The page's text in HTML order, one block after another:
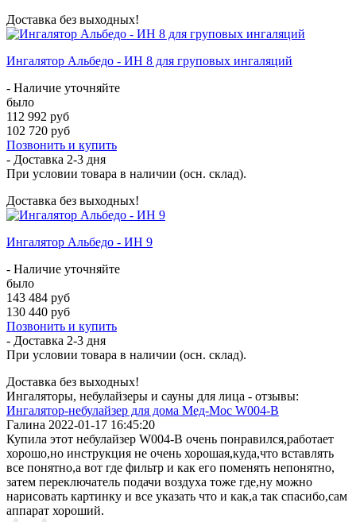
Доставка без выходных!
Ингалятор Альбедо - ИН 8 для груповых ингаляций
- Наличие уточняйте
было
112 992 руб
102 720 руб
Позвонить и купить
- Доставка 2-3 дня
При условии товара в наличии (осн. склад).
Доставка без выходных!
Ингалятор Альбедо - ИН 9
- Наличие уточняйте
было
143 484 руб
130 440 руб
Позвонить и купить
- Доставка 2-3 дня
При условии товара в наличии (осн. склад).
Доставка без выходных!
Ингаляторы, небулайзеры и сауны для лица - отзывы:
Ингалятор-небулайзер для дома Мед-Мос W004-B
Галина 2022-01-17 16:45:20
Купила этот небулайзер W004-B очень понравился,работает
хорошо,но инструкция не очень хорошая,куда,что вставлять
все понятно,а вот где фильтр и как его поменять непонятно,
затем переключатель подачи воздуха тоже где,ну можно
нарисовать картинку и все указать что и как,а так спасибо,сам
аппарат хороший.